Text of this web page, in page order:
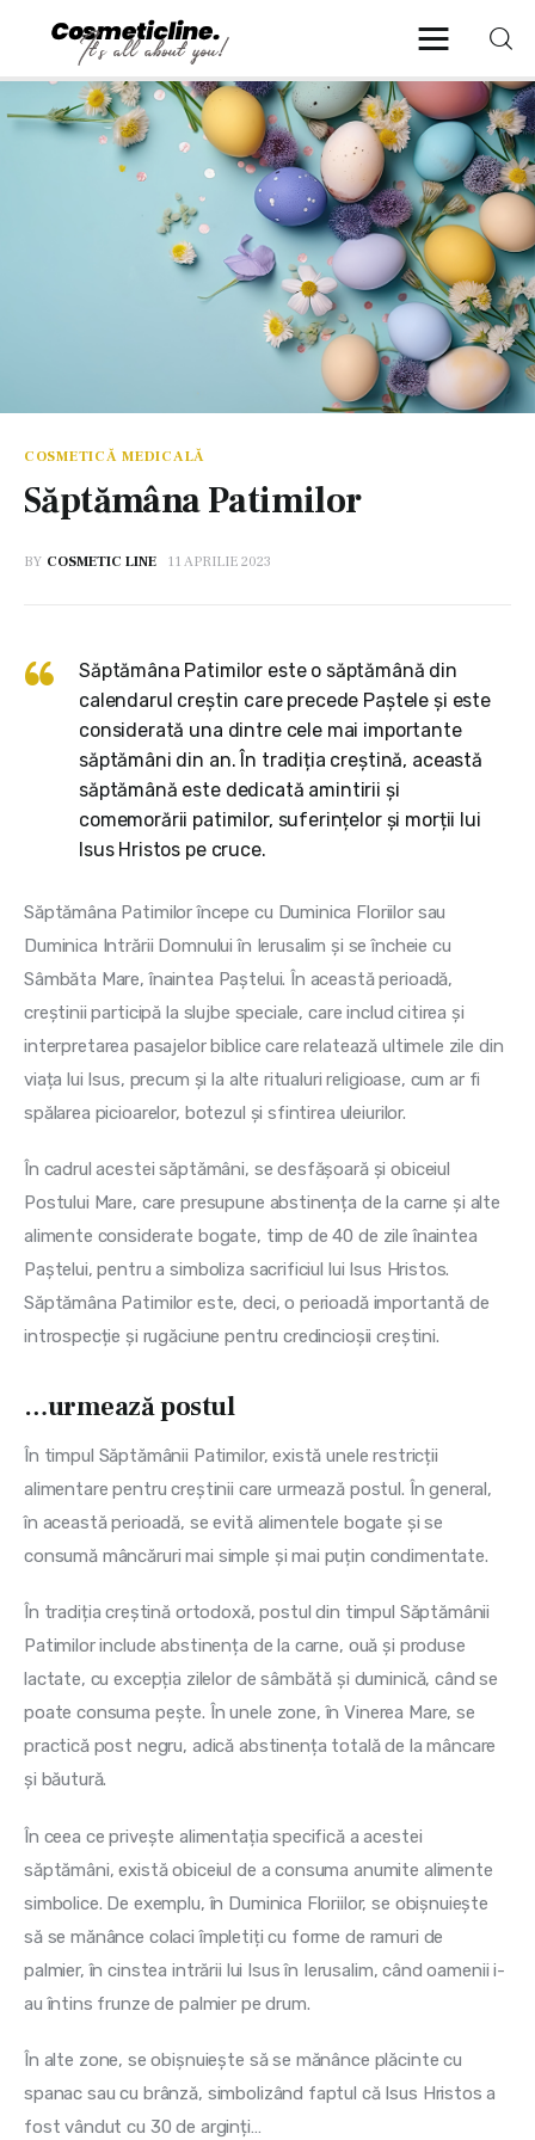
CosmeticLine.
It's all about you!
Frumusețe & Sănătate
Beauty & LifeStyle
Cosmetică Medicală
Anti Aging Medicine
COSMETICĂ MEDICALĂ
Săptămâna Patimilor
BY COSMETIC LINE 11 APRILIE 2023
Săptămâna Patimilor este o săptămână din
calendarul creștin care precede Paștele și este
considerată una dintre cele mai importante
săptămâni din an. În tradiția creștină, această
săptămână este dedicată amintirii și
comemorării patimilor, suferințelor și morții lui
Isus Hristos pe cruce.
Săptămâna Patimilor începe cu Duminica Floriilor sau
Duminica Intrării Domnului în Ierusalim și se încheie cu
Sâmbăta Mare, înaintea Paștelui. În această perioadă,
creștinii participă la slujbe speciale, care includ citirea și
interpretarea pasajelor biblice care relatează ultimele zile din
viața lui Isus, precum și la alte ritualuri religioase, cum ar fi
spălarea picioarelor, botezul și sfintirea uleiurilor.
În cadrul acestei săptămâni, se desfășoară și obiceiul
Postului Mare, care presupune abstinența de la carne și alte
alimente considerate bogate, timp de 40 de zile înaintea
Paștelui, pentru a simboliza sacrificiul lui Isus Hristos.
Săptămâna Patimilor este, deci, o perioadă importantă de
introspecție și rugăciune pentru credincioșii creștini.
…urmează postul
În timpul Săptămânii Patimilor, există unele restricții
alimentare pentru creștinii care urmează postul. În general,
în această perioadă, se evită alimentele bogate și se
consumă mâncăruri mai simple și mai puțin condimentate.
În tradiția creștină ortodoxă, postul din timpul Săptămânii
Patimilor include abstinența de la carne, ouă și produse
lactate, cu excepția zilelor de sâmbătă și duminică, când se
poate consuma pește. În unele zone, în Vinerea Mare, se
practică post negru, adică abstinența totală de la mâncare
și băutură.
În ceea ce privește alimentația specifică a acestei
săptămâni, există obiceiul de a consuma anumite alimente
simbolice. De exemplu, în Duminica Floriilor, se obișnuiește
să se mănânce colaci împletiți cu forme de ramuri de
palmier, în cinstea intrării lui Isus în Ierusalim, când oamenii i-
au întins frunze de palmier pe drum.
În alte zone, se obișnuiește să se mănânce plăcinte cu
spanac sau cu brânză, simbolizând faptul că Isus Hristos a
fost vândut cu 30 de arginți…